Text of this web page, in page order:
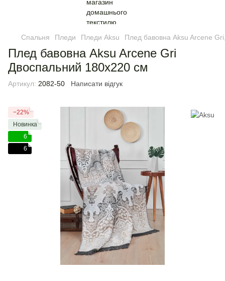
Спальня Пледи Пледи Aksu Плед бавовна Aksu Arcene
Плед бавовна Aksu Arcene Gri
Двоспальний 180х220 см
Артикул: 2082-50 Написати відгук
−22%
Новинка
6
6